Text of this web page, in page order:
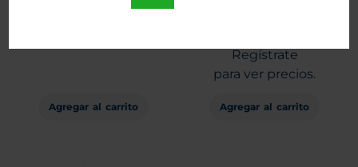
79.990 +IVA
Agregar al carrito
Regístrate
para ver precios.
Agregar al carrito